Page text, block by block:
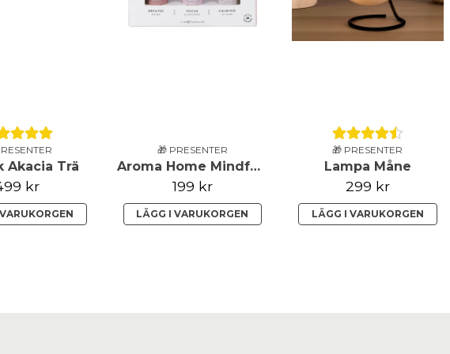
Akacia Trä
kr
🎁 PRESENTER
Aroma Home Mindfulness Eteriska Oljeblandningar
199 kr
LÄGG I VARUKORGEN
🎁 PRESENTER
Lampa Måne
299 kr
LÄGG I VARUKORGEN